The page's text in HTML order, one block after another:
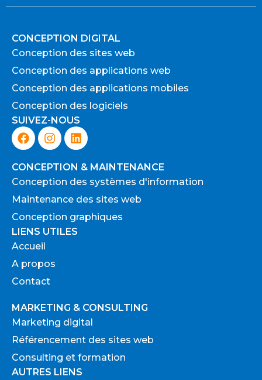
CONCEPTION DIGITAL
Conception des sites web
Conception des applications web
Conception des applications mobiles
Conception des logiciels
SUIVEZ-NOUS
F
a
e
b
o
k
I
n
t
a
r
a
m
L
i
k
e
i
n
CONCEPTION & MAINTENANCE
Conception des systèmes d'information
Maintenance des sites web
Conception graphiques
LIENS UTILES
Accueil
A propos
Contact
MARKETING & CONSULTING
Marketing digital
Référencement des sites web
Consulting et formation
AUTRES LIENS